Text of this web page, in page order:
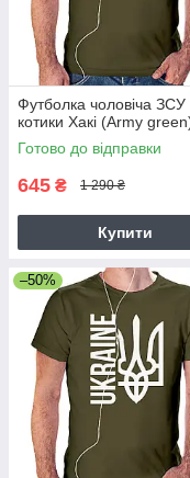
Футболка чоловіча ЗСУ
котики Хакі (Army
Готово до відправки
645 ₴ 1 290 ₴
Купити
–50%